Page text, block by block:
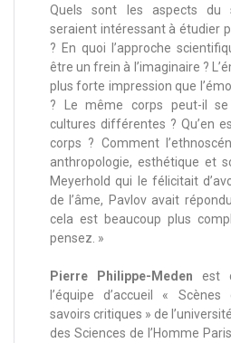
Quels sont les aspects du
seraient intéressant à étudier
? En quoi l’approche
être un frein à l’imaginaire ?
plus forte impression que
? Le même corps peut-il
cultures différentes ? Qu’en
corps ? Comment
anthropologie, esthétique et
Meyerhold qui le félicitait
de l’âme, Pavlov avait
cela est beaucoup plus
pensez. »
Pierre Philippe-Meden est
l’équipe d’accueil «
savoirs critiques » de
des Sciences de l’Homme